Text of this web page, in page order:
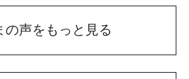
の声をもっと見る